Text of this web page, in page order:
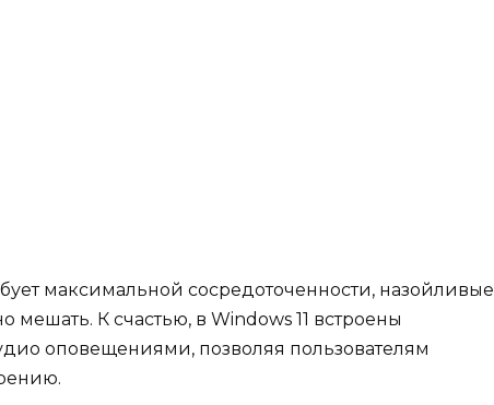
максимальной сосредоточенности, назойливые
К счастью, в Windows 11 встроены
оповещениями, позволяя пользователям